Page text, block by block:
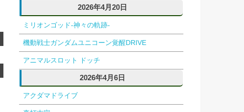
2026年4月20日
ミリオンゴッド-神々の軌跡-
機動戦士ガンダムユニコーン覚醒DRIVE
アニマルスロット ドッチ
2026年4月6日
アクダマドライブ